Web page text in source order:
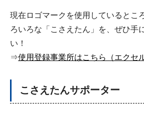
現在ロゴマークを使用しているとこ
ろいろな「こさえたん」を、ぜひ手
い！
⇒使用登録事業所はこちら（エクセ
こさえたんサポーター